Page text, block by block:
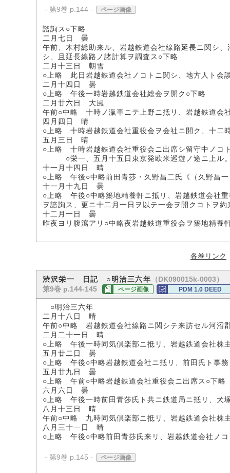
- 第9巻 p.144 - ページ画像
諮詢ス○下略
二月七日 曇
午前、木村総助来ル、岩越鉄道会社線路延長ニ関シ
シ、且延長線路ノ諸計算ヲ調査ス○下略
二月十三日 朝雪
○上略 此日岩越鉄道会社ノコトニ関シ、地方人ト会
二月十四日 曇
○上略 午後一時岩越鉄道会社総会ヲ開ク○下略
二月廿六日 大風
午前○中略 十時ノ滊車ニテ上野ニ抵リ、岩越鉄道会
四月四日 晴
○上略 十時岩越鉄道会社重役会ヲ会社ニ開ク、十二
五月三日 晴
○上略 十時岩越鉄道会社重役会ニ出席シ留守中ノコ
○栄一、五月十五日東京発欧米巡遊ノ途ニ上ル
十一月十四日 晴
○上略 午後○中略前田青莎・久野昌二氏《（久野昌
十一月十九日 曇
○上略 午後○中略築地精養軒ニ抵リ、岩越鉄道会社
ヲ諮詢ス、更ニ十二月一日ヲ以テ一会ヲ開クコトヲ約
十二月一日 曇
昨夜ヨリ腹瀉アリ○中略夜岩越鉄道重役会ヲ築地精
各巻リンク
渋沢栄一 日記 ○明治三六年 （DK090015k-0003）
第9巻 p.144-145
ページ画像 PDM 1.0 DEED
○明治三六年
二月十八日 晴
午前○中略 岩越鉄道会社線路ニ関シテ来訪セル河沼
二月二十一日 晴
○上略 午後一時同気倶楽部ニ抵リ、岩越鉄道会社株
五月廿二日 曇
○上略 午後○中略岩越鉄道会社ニ抵リ、前田氏ト事
五月廿九日 曇
○上略 午前○中略岩越鉄道会社重役会ニ出席ス○下略
六月六日 曇
○上略 午後一時前田青莎氏ト共ニ鉄道局ニ抵リ、犬
八月十三日 晴
午前○中略 九時同気倶楽部ニ抵リ、岩越鉄道会社株
八月三十一日 晴
○上略 午後○中略前田青莎氏来リ、岩越鉄道会社ノ
- 第9巻 p.145 - ページ画像